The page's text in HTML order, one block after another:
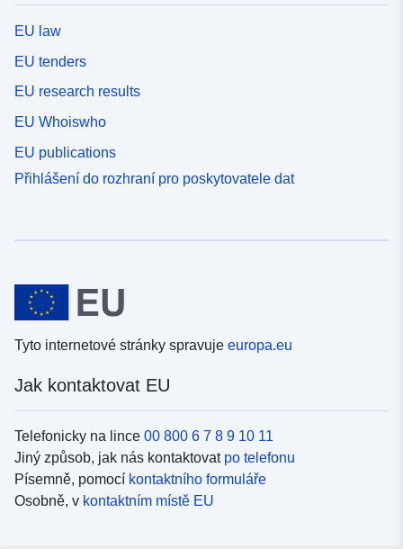
EU law
EU tenders
EU research results
EU Whoiswho
EU publications
Přihlášení do rozhraní pro poskytovatele dat
Tyto internetové stránky spravuje europa.eu
Jak kontaktovat EU
Telefonicky na lince 00 800 6 7 8 9 10 11
Jiný způsob, jak nás kontaktovat po telefonu
Písemně, pomocí kontaktního formuláře
Osobně, v kontaktním místě EU